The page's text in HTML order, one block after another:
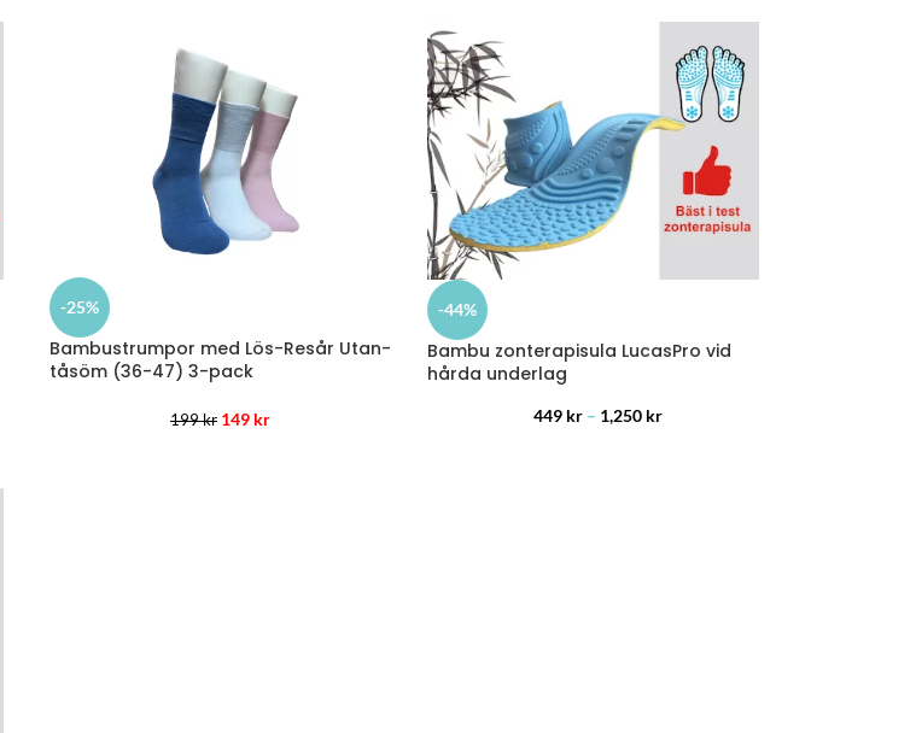
-25%
Bambustrumpor med Lös-Resår Utan-
tåsöm (36-47) 3-pack
199kr 149 kr
-44%
Bambu zonterapisula LucasPro vid
hårda underlag
449 kr – 1,250 kr